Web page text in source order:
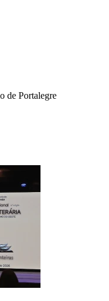
de Portalegre